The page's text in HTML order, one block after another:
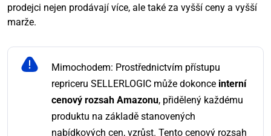
prodejci nejen prodávají více, ale také za vyšší ceny a vyšší
marže.
Mimochodem: Prostřednictvím přístupu
repriceru SELLERLOGIC může dokonce interní
cenový rozsah Amazonu, přidělený každému
produktu na základě stanovených
nabídkových cen, vzrůst. Tento cenový rozsah